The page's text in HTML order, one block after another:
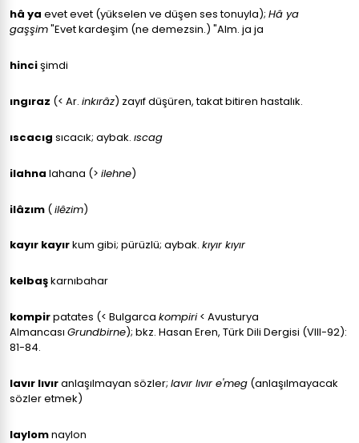
hâ ya evet evet (yükselen ve düşen ses tonuyla); Hâ ya
gaşşim"Evet kardeşim (ne demezsin.) "Alm. ja ja
hincişimdi
ıngıraz (< Ar. inkırâz) zayıf düşüren, takat bitiren hastalık.
ıscacıg sıcacık; aybak. ıscag
ilahna lahana (> ilehne)
ilâzım (ilêzim)
kayır kayırkum gibi; pürüzlü; aybak. kıyır kıyır
kelbaşkarnıbahar
kompirpatates (< Bulgarca kompiri< Avusturya
Almancası Grundbirne); bkz. Hasan Eren, Türk Dili Dergisi (VIII-92):
81-84.
lavır lıvıranlaşılmayan sözler; lavır lıvır e'meg (anlaşılmayacak
sözler etmek)
laylomnaylon